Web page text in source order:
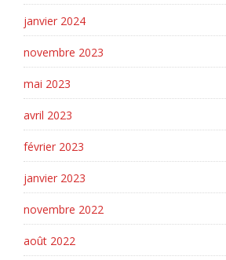
janvier 2024
novembre 2023
mai 2023
avril 2023
février 2023
janvier 2023
novembre 2022
août 2022